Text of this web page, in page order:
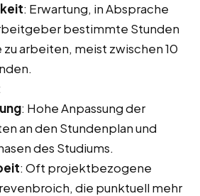
: Erwartung, in Absprache
bestimmte Stunden
arbeiten, meist zwischen 10
: Hohe Anpassung der
an den Stundenplan und
des Studiums.
: Oft projektbezogene
die punktuell mehr